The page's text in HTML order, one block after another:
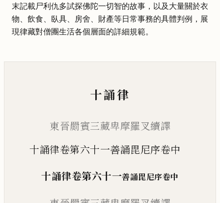
末記載尸利仇多試探佛陀一切智的故事，以及大量關於衣
物、飲食、臥具、房舍、財產等日常事務的具體判例，展
現律藏對僧團生活各個層面的詳細規範。
十誦律
東晉罽賓三藏卑摩羅叉續譯
十誦律卷第六十一善誦毘尼序卷中
十誦律卷第六十一善誦毘尼序卷中